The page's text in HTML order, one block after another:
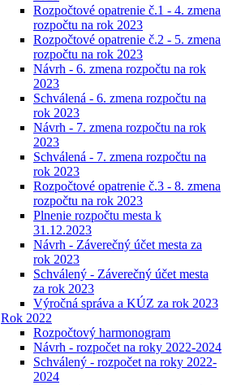
Rozpočtové opatrenie č.1 - 4. zmena
rozpočtu na rok 2023
Rozpočtové opatrenie č.2 - 5. zmena
rozpočtu na rok 2023
Návrh - 6. zmena rozpočtu na rok
2023
Schválená - 6. zmena rozpočtu na
rok 2023
Návrh - 7. zmena rozpočtu na rok
2023
Schválená - 7. zmena rozpočtu na
rok 2023
Rozpočtové opatrenie č.3 - 8. zmena
rozpočtu na rok 2023
Plnenie rozpočtu mesta k
31.12.2023
Návrh - Záverečný účet mesta za
rok 2023
Schválený - Záverečný účet mesta
za rok 2023
Výročná správa a KÚZ za rok 2023
Rok 2022
Rozpočtový harmonogram
Návrh - rozpočet na roky 2022-2024
Schválený - rozpočet na roky 2022-
2024